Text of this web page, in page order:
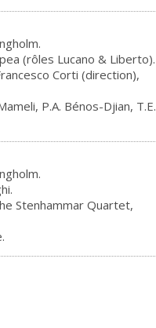
(rôles Lucano & Liberto).
Corti (direction),
P.A. Bénos-Djian, T.E.
Stenhammar Quartet,